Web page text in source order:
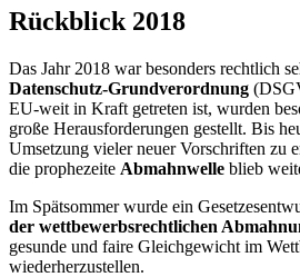
Rückblick 2018
Das Jahr 2018 war besonders rechtlich
Datenschutz-Grundverordnung
EU-weit in Kraft getreten ist, wurden
große Herausforderungen gestellt. Bis
Umsetzung vieler neuer Vorschriften zu
die prophezeite Abmahnwelle blieb
Im Spätsommer wurde ein
der wettbewerbsrechtlichen
gesunde und faire Gleichgewicht im
wiederherzustellen.